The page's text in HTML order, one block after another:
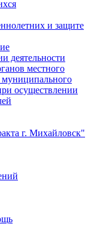
и защите
деятельности
местного
осуществлении
г. Михайловск"